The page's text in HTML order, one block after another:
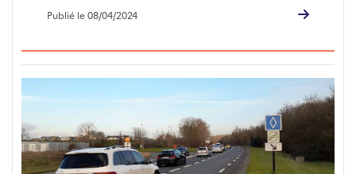
Publié le 08/04/2024